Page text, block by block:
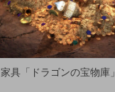
家具「ドラゴンの宝物庫」